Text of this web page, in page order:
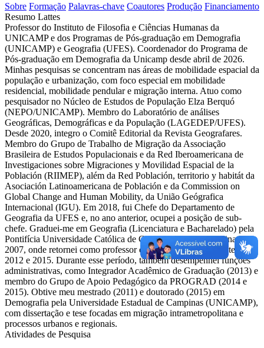
Sobre Formação Palavras-chave Coautores Produção Financiamento
Resumo Lattes
Professor do Instituto de Filosofia e Ciências Humanas da
UNICAMP e dos Programas de Pós-graduação em Demografia
(UNICAMP) e Geografia (UFES). Coordenador do Programa de
Pós-graduação em Demografia da Unicamp desde abril de 2026.
Minhas pesquisas se concentram nas áreas de mobilidade espacial da
população e urbanização, com foco especial em mobilidade
residencial, mobilidade pendular e migração interna. Atuo como
pesquisador no Núcleo de Estudos de População Elza Berquó
(NEPO/UNICAMP). Membro do Laboratório de análises
Geográficas, Demográficas e da População (LAGEDEP/UFES).
Desde 2020, integro o Comitê Editorial da Revista Geografares.
Membro do Grupo de Trabalho de Migração da Associação
Brasileira de Estudos Populacionais e da Red Iberoamericana de
Investigaciones sobre Migraciones y Movilidad Espacial de la
Población (RIIMEP), além da Red Población, territorio y habitát da
Asociación Latinoamericana de Población e da Commission on
Global Change and Human Mobility, da União Geógrafica
Internacional (IGU). Em 2018, fui Chefe do Departamento de
Geografia da UFES e, no ano anterior, ocupei a posição de sub-
chefe. Graduei-me em Geografia (Licenciatura e Bacharelado) pela
Pontifícia Universidade Católica de Campinas (PUC-Campinas) em
2007, onde retornei como professor em 2010 e posteriormente entre
2012 e 2015. Durante esse período, também desempenhei funções
administrativas, como Integrador Acadêmico de Graduação (2013) e
membro do Grupo de Apoio Pedagógico da PROGRAD (2014 e
2015). Obtive meu mestrado (2011) e doutorado (2015) em
Demografia pela Universidade Estadual de Campinas (UNICAMP),
com dissertação e tese focadas em migração intrametropolitana e
processos urbanos e regionais.
Atividades de Pesquisa